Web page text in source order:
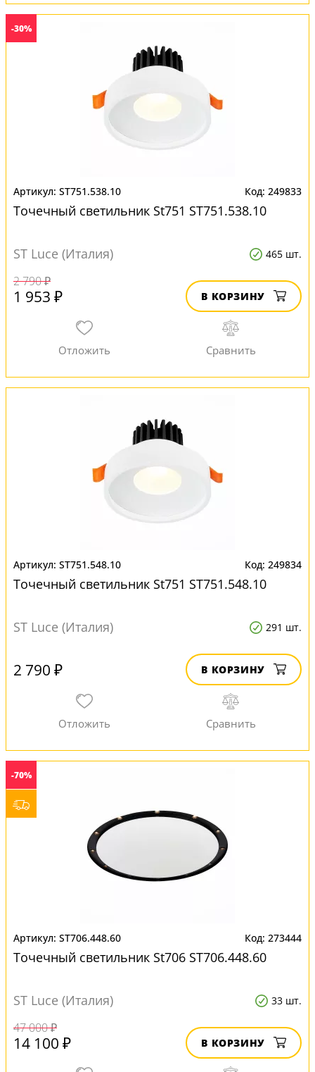
-30%
ST751.538.10 249833
Точечный светильник St751 ST751.538.10
ST Luce (Италия) 465 шт.
2 790 ₽
1 953 ₽ В КОРЗИНУ
ST751.548.10 249834
Точечный светильник St751 ST751.548.10
ST Luce (Италия) 291 шт.
2 790 ₽ В КОРЗИНУ
-70%
ST706.448.60 273444
Точечный светильник St706 ST706.448.60
ST Luce (Италия) 33 шт.
47 000 ₽
14 100 ₽ В КОРЗИНУ